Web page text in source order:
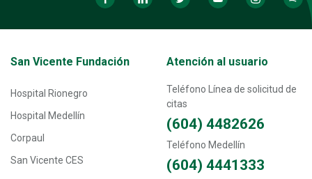
Transversal - Menú San Vicente fundación footer
San Vicente Fundación
Hospital Rionegro
Hospital Medellín
Corpaul
San Vicente CES
Atención al usuario
Teléfono Línea de solicitud de
citas
(604) 4482626
Teléfono Medellín
(604) 4441333